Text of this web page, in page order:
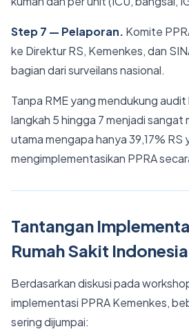
Step 7 — Pelaporan. Komite
ke Direktur RS, Kemenkes, dan
bagian dari surveilans nasional.
Tanpa RME yang mendukung
langkah 5 hingga 7 menjadi sangat
utama mengapa hanya 39,17% RS
mengimplementasikan PPRA
Tantangan
Rumah Sakit Indonesia
Berdasarkan diskusi pada
implementasi PPRA Kemenkes,
sering dijumpai: